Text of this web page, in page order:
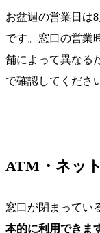
お盆週の営業日は
です。窓口の営業
舗によって異なる
で確認してくださ
ATM・ネッ
窓口が閉まってい
本的に利用できま